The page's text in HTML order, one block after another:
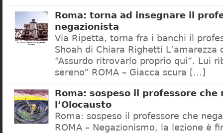
Roma: torna ad insegnare il
negazionista
Via Ripetta, torna fra i banchi il
Shoah di Chiara Righetti L’amarezza
“Assurdo ritrovarlo proprio qui”. Lui
sereno” ROMA – Giacca scura […]
Roma: sospeso il professore che
l’Olocausto
Roma: sospeso il professore che
ROMA – Negazionismo, la lezione è